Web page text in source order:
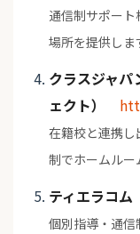
通信制サポー
場所を提供しま
クラスジャパ
ェクト）
在籍校と連携
制でホームルー
ティエラコム
個別指導・通信